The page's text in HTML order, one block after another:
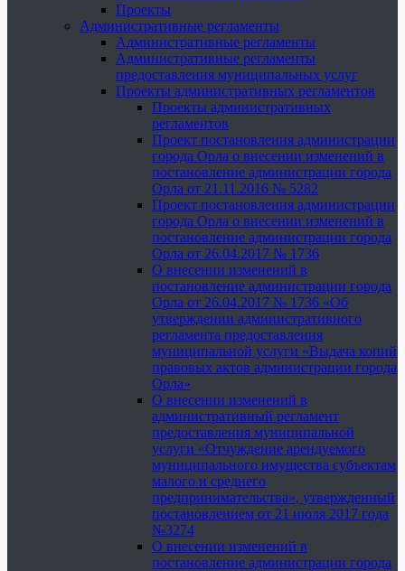
Проекты
Административные регламенты
Административные регламенты
Административные регламенты
предоставления муниципальных услуг
Проекты административных регламентов
Проекты административных
регламентов
Проект постановления администрации
города Орла о внесении изменений в
постановление администрации города
Орла от 21.11.2016 № 5282
Проект постановления администрации
города Орла о внесении изменений в
постановление администрации города
Орла от 26.04.2017 № 1736
О внесении изменений в
постановление администрации города
Орла от 26.04.2017 № 1736 «Об
утверждении административного
регламента предоставления
муниципальной услуги «Выдача копий
правовых актов администрации города
Орла»
О внесении изменений в
административный регламент
предоставления муниципальной
услуги «Отчуждение арендуемого
муниципального имущества субъектам
малого и среднего
предпринимательства», утвержденный
постановлением от 21 июля 2017 года
№3274
О внесении изменений в
постановление администрации города